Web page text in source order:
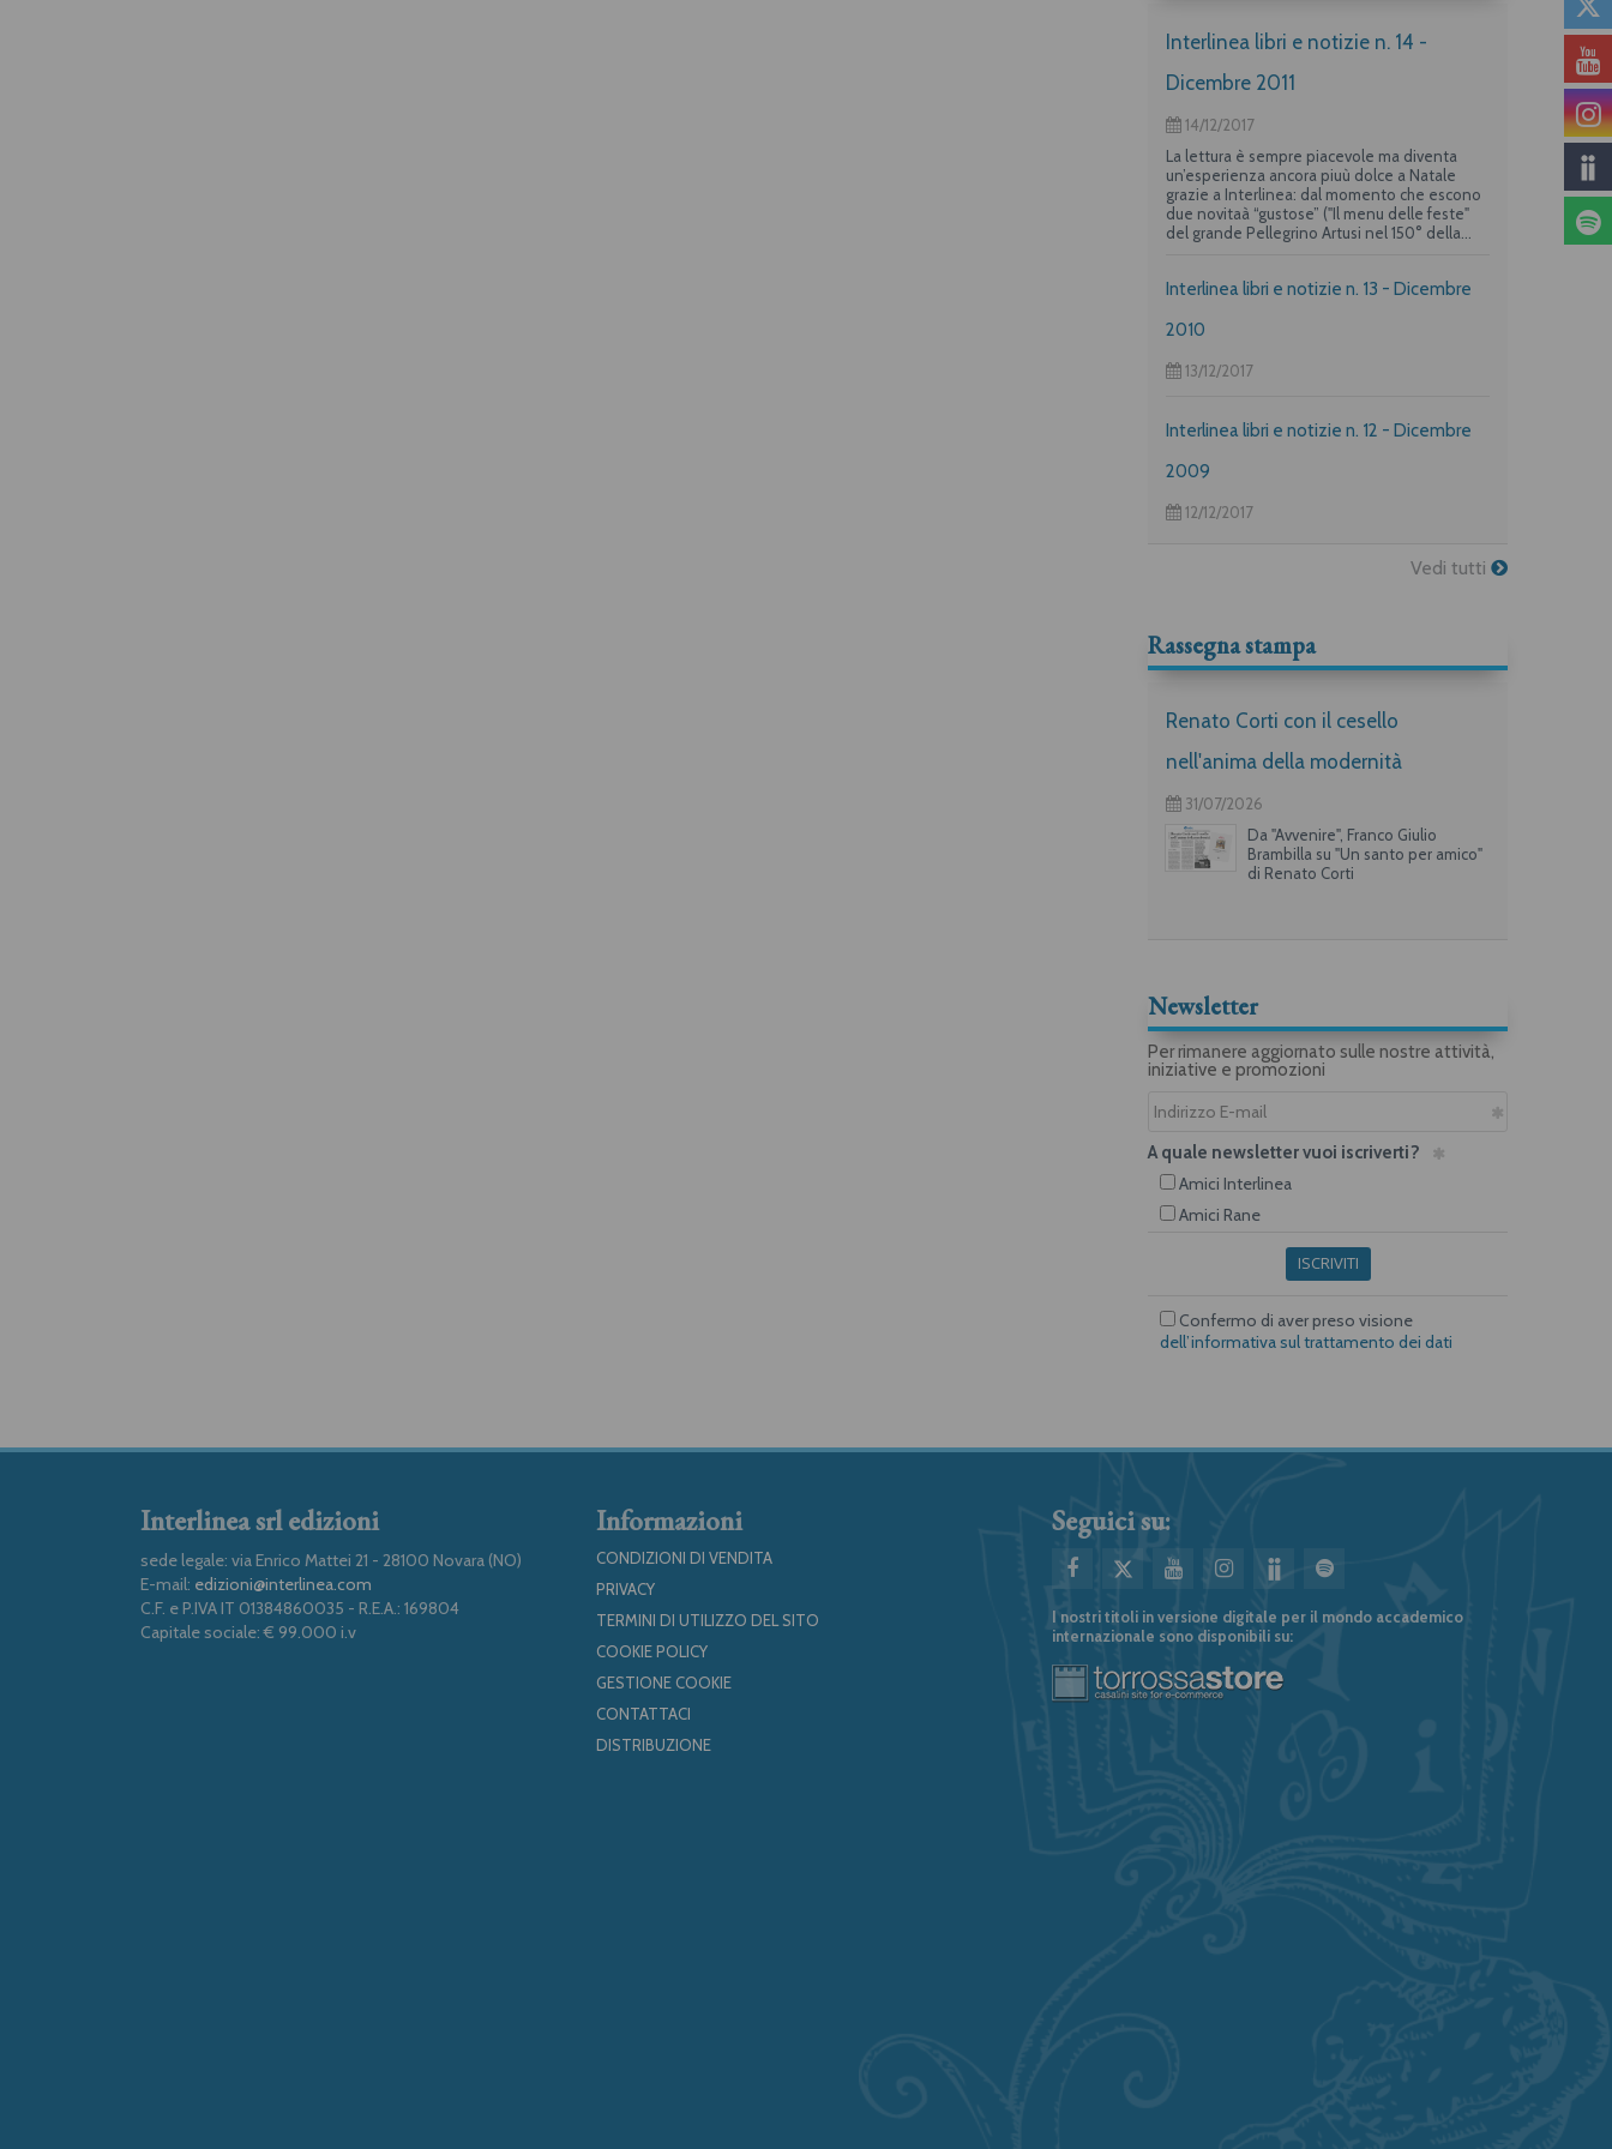
Interlinea libri e notizie n. 14 -
Dicembre 2011
14/12/2017
La lettura è sempre piacevole ma diventa
un’esperienza ancora piuù dolce a Natale
grazie a Interlinea: dal momento che escono
due novitaà “gustose” ("Il menu delle feste"
del grande Pellegrino Artusi nel 150° della
per l’infanzia, Guido Quarzo e Anna Vivarelli)
per i suoi lettori piuù golosi.
Interlinea libri e notizie n. 13 - Dicembre
2010
13/12/2017
Interlinea libri e notizie n. 12 - Dicembre
2009
12/12/2017
Vedi tutti
Rassegna stampa
Renato Corti con il cesello
nell'anima della modernità
31/07/2026
Da "Avvenire", Franco Giulio
Brambilla su "Un santo per amico"
di Renato Corti
Newsletter
Per rimanere aggiornato sulle nostre attività,
iniziative e promozioni
A quale newsletter vuoi iscriverti?
Amici Interlinea
Amici Rane
ISCRIVITI
Confermo di aver preso visione
dell’informativa sul trattamento dei dati
Interlinea srl edizioni
sede legale: via Enrico Mattei 21 - 28100 Novara (NO)
E-mail: edizioni@interlinea.com
C.F. e P.IVA IT 01384860035 - R.E.A.: 169804
Capitale sociale: € 99.000 i.v
Informazioni
CONDIZIONI DI VENDITA
PRIVACY
TERMINI DI UTILIZZO DEL SITO
COOKIE POLICY
GESTIONE COOKIE
CONTATTACI
DISTRIBUZIONE
Seguici su:
I nostri titoli in versione digitale per il mondo accademico
internazionale sono disponibili su: